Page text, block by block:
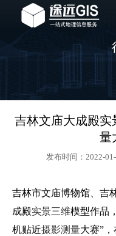
吉林文庙大成殿实
量
发布时间：2022-
吉林市文庙博物馆、吉
成殿实景三维模型作品
机贴近摄影测量大赛”